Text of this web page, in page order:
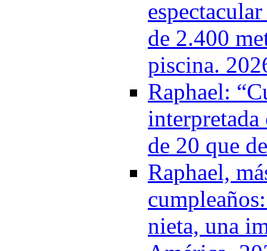
de 2.400
piscina.
Raphael:
de 20 que
Raphael,
nieta, una